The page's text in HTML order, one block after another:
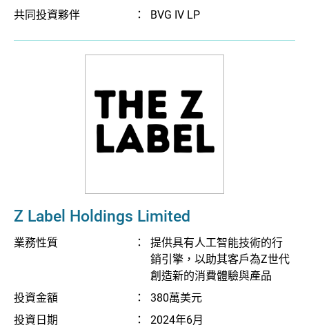
共同投資夥伴
： BVG IV LP
Z Label Holdings Limited
業務性質 ：
提供具有人工智能技術的行
銷引擎，以助其客戶為Z世代
創造新的消費體驗與產品
投資金額
：
380萬美元
投資日期
：
2024年6月